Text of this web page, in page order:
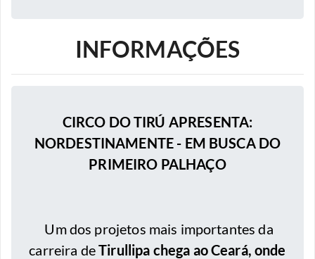
INFORMAÇÕES
CIRCO DO TIRÚ APRESENTA:
NORDESTINAMENTE - EM BUSCA DO
PRIMEIRO PALHAÇO
Um dos projetos mais importantes da
carreira deTirullipa chega ao Ceará, onde